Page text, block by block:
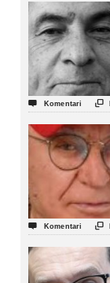
 Komentari 
 Komentari 